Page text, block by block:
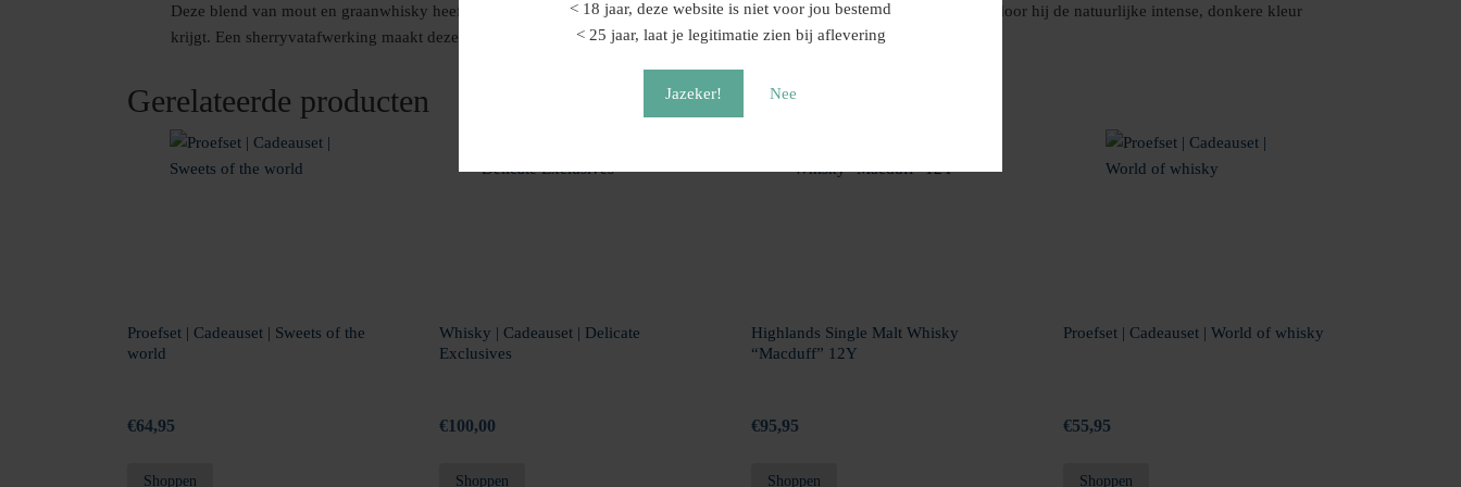
< 18 jaar, deze website is niet voor jou bestemd
< 25 jaar, laat je legitimatie zien bij aflevering
Jazeker! Nee
Deze blend van mout en graanwhisky heeft 6 jaar gerijpt bij een gemiddelde temperatuur van 36°C in houten vaten, waardoor hij de natuurlijke intense, donkere kleur
krijgt. Een sherryvatafwerking maakt deze werkelijk prachtige blend compleet.
Gerelateerde producten
Proefset | Cadeauset | Sweets of the
world
€64,95
Shoppen
Whisky | Cadeauset | Delicate
Exclusives
€100,00
Shoppen
Highlands Single Malt Whisky
“Macduff” 12Y
€95,95
Shoppen
Proefset | Cadeauset | World of whisky
€55,95
Shoppen